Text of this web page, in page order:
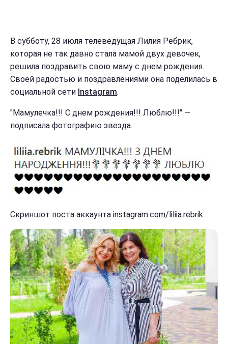
В субботу, 28 июля телеведущая Лилия Ребрик,
которая не так давно стала мамой двух девочек,
решила поздравить свою маму с днем рождения.
Своей радостью и поздравлениями она поделилась в
социальной сети Instagram.
"Мамулечка!!! С днем рождения!!! Люблю!!!" —
подписала фотографию звезда.
Скриншот поста аккаунта instagram.com/liliia.rebrik